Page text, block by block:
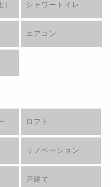
シャワートイレ
エアコン
ロフト
リノベーション
戸建て